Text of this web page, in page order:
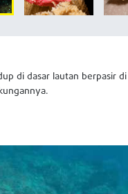
di dasar lautan berpasir